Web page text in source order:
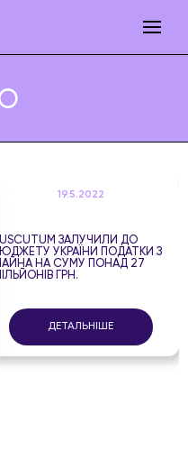
19.5.2022
ЗАЛУЧИЛИ ДО
УКРАЇНИ ПОДАТКИ З
НА СУМУ ПОНАД 27
ГРН.
ДЕТАЛЬНІШЕ